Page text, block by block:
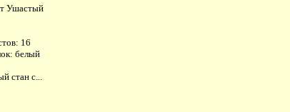
Ушастый
16
белый
стан с...